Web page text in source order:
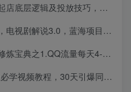
辑及投放技巧，提高付费转化率，助力成交
3.0，蓝海项目，轻松日入3000+ 小白轻松上手
之1.QQ流量每天4-5小时，一天500-1000
程，30天引爆同城流量，实体店抖音本地引流